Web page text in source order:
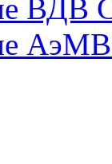
ВДВ
АэМВ